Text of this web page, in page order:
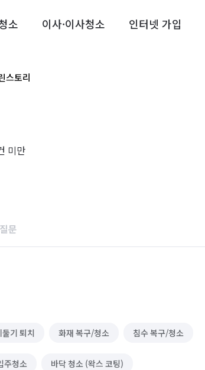
소 이사·이사청소 인터넷 가입
스토리
미만
문
둘기 퇴치 화재 복구/청소 침수 복구/청소
주청소 바닥 청소 (왁스 코팅)